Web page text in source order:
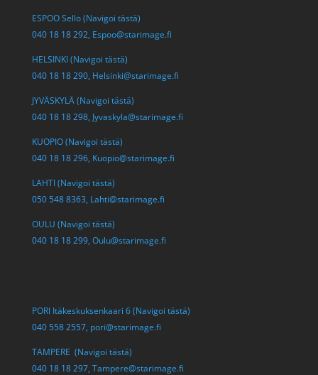
ESPOO Sello (Navigoi tästä)
040 18 18 292, Espoo@starimage.fi
HELSINKI (Navigoi tästä)
040 18 18 290, Helsinki@starimage.fi
JYVÄSKYLÄ (Navigoi tästä)
040 18 18 298, Jyvaskyla@starimage.fi
KUOPIO (Navigoi tästä)
040 18 18 296, Kuopio@starimage.fi
LAHTI (Navigoi tästä)
050 548 8363, Lahti@starimage.fi
OULU (Navigoi tästä)
040 18 18 299, Oulu@starimage.fi
PORI Itäkeskuksenkaari 6 (Navigoi tästä)
040 558 2557, pori@starimage.fi
TAMPERE (Navigoi tästä)
040 18 18 297, Tampere@starimage.fi